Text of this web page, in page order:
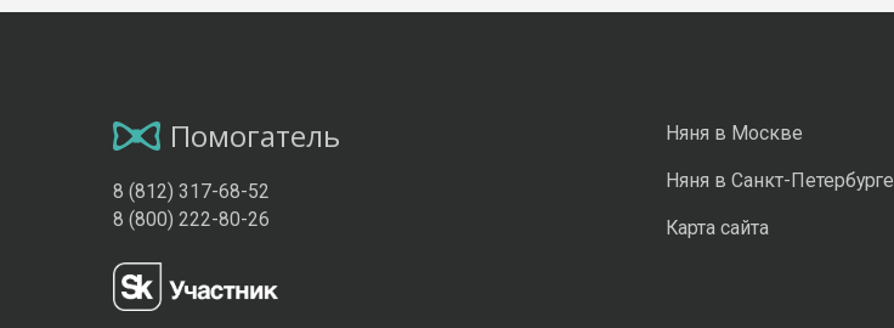
Помогатель
8 (812) 317-68-52
8 (800) 222-80-26
Няня в Москве
Няня в Санкт-Петербурге
Карта сайта